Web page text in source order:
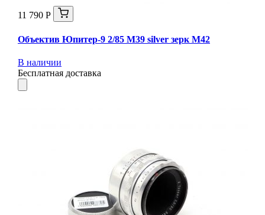
11 790 Р
Объектив Юпитер-9 2/85 М39 silver зерк М42
В наличии
Бесплатная доставка